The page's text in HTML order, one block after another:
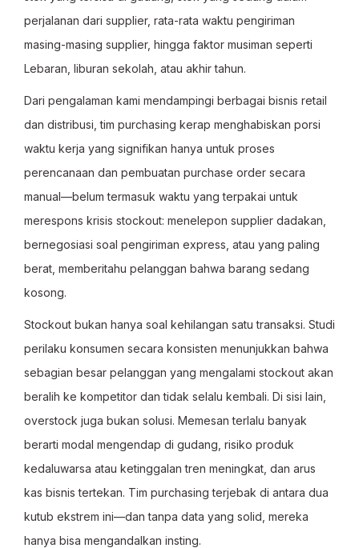
perjalanan dari supplier, rata-rata waktu pengiriman
masing-masing supplier, hingga faktor musiman seperti
Lebaran, liburan sekolah, atau akhir tahun.
Dari pengalaman kami mendampingi berbagai bisnis retail
dan distribusi, tim purchasing kerap menghabiskan porsi
waktu kerja yang signifikan hanya untuk proses
perencanaan dan pembuatan purchase order secara
manual—belum termasuk waktu yang terpakai untuk
merespons krisis stockout: menelepon supplier dadakan,
bernegosiasi soal pengiriman express, atau yang paling
berat, memberitahu pelanggan bahwa barang sedang
kosong.
Stockout bukan hanya soal kehilangan satu transaksi. Studi
perilaku konsumen secara konsisten menunjukkan bahwa
sebagian besar pelanggan yang mengalami stockout akan
beralih ke kompetitor dan tidak selalu kembali. Di sisi lain,
overstock juga bukan solusi. Memesan terlalu banyak
berarti modal mengendap di gudang, risiko produk
kedaluwarsa atau ketinggalan tren meningkat, dan arus
kas bisnis tertekan. Tim purchasing terjebak di antara dua
kutub ekstrem ini—dan tanpa data yang solid, mereka
hanya bisa mengandalkan insting.